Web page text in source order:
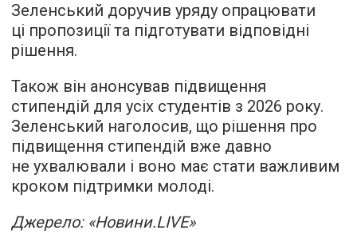
Зеленський доручив уряду опрацювати
ці пропозиції та підготувати відповідні
рішення.
Також він анонсував підвищення
стипендій для усіх студентів з 2026 року.
Зеленський наголосив, що рішення про
підвищення стипендій вже давно
не ухвалювали і воно має стати важливим
кроком підтримки молоді.
Джерело: «Новини.LIVE»